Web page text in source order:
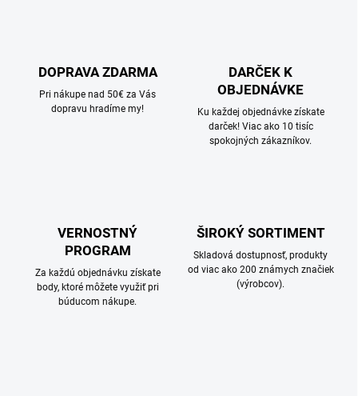
DOPRAVA ZDARMA
Pri nákupe nad 50€ za Vás
dopravu hradíme my!
DARČEK K
OBJEDNÁVKE
Ku každej objednávke získate
darček! Viac ako 10 tisíc
spokojných zákazníkov.
VERNOSTNÝ
PROGRAM
Za každú objednávku získate
body, ktoré môžete využiť pri
búducom nákupe.
ŠIROKÝ SORTIMENT
Skladová dostupnosť, produkty
od viac ako 200 známych značiek
(výrobcov).